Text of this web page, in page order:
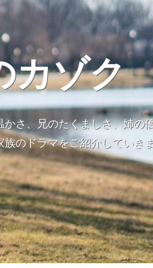
カゾク
かさ、兄のたくましさ、姉の
のドラマをご紹介していきま